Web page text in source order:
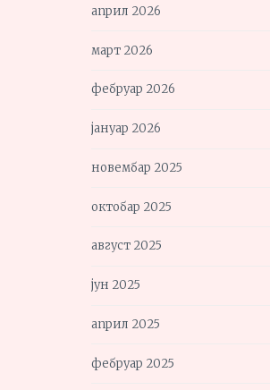
април 2026
март 2026
фебруар 2026
јануар 2026
новембар 2025
октобар 2025
август 2025
јун 2025
април 2025
фебруар 2025